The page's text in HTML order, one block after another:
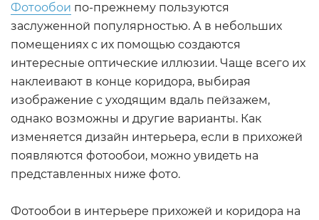
Фотообои по-прежнему пользуются
заслуженной популярностью. А в небольших
помещениях с их помощью создаются
интересные оптические иллюзии. Чаще всего их
наклеивают в конце коридора, выбирая
изображение с уходящим вдаль пейзажем,
однако возможны и другие варианты. Как
изменяется дизайн интерьера, если в прихожей
появляются фотообои, можно увидеть на
представленных ниже фото.
Фотообои в интерьере прихожей и коридора на